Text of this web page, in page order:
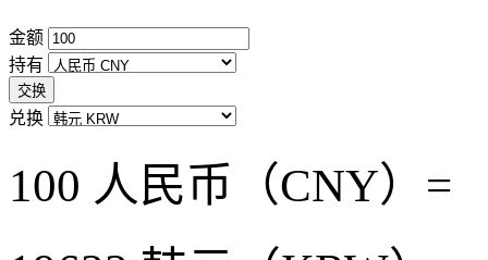
金额
持有
交换
兑换
100 人民币（CNY）=